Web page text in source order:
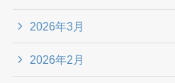
2026年3月
2026年2月